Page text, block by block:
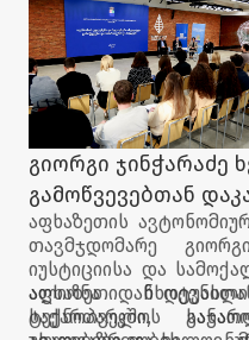
პარლამენტის წევრი.
გიორგი ჯინჭარაძე
გამოწვევებთან
ლექციას დაესწრო
აფხაზეთის
თავმჯდომარე
იუსტიციისა და
ალიონა
ტექნოპარკში,
აფხაზეთიდან
საქართველოს